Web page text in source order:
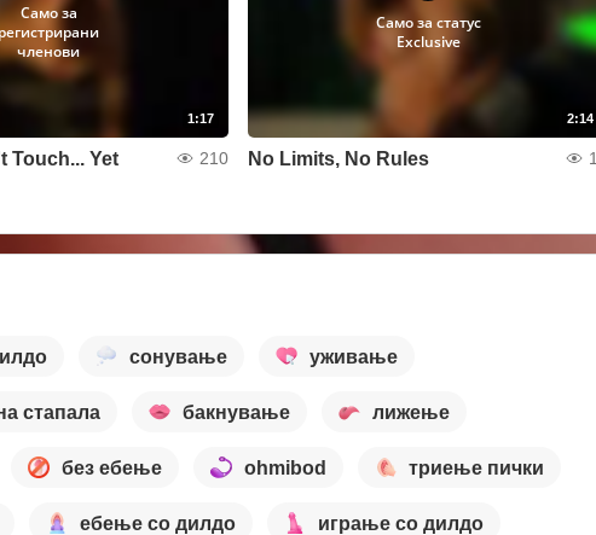
1:17
Само за
регистрирани
членови
Touch... Yet 210
2:14
Само за статус
Exclusive
No Limits, No Rules
сонување уживање
стапала бакнување лижење
без ебење ohmibod триење пички
ебење со дилдо играње со дилдо